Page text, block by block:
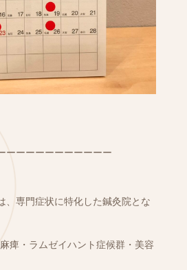
ーーーーーーーーーーー
、専門症状に特化した鍼灸院とな
痺・ラムゼイハント症候群・美容